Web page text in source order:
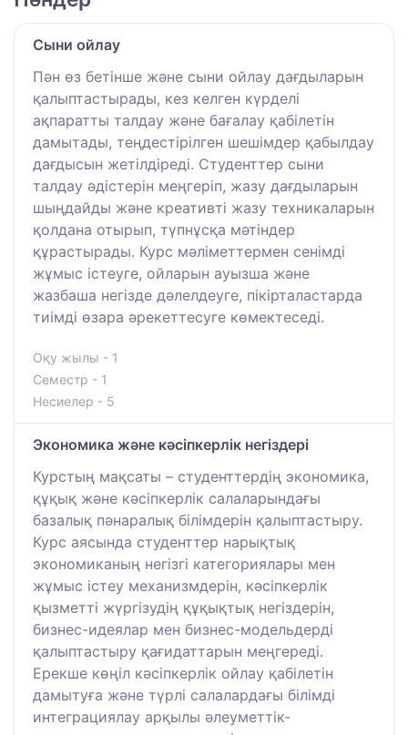
Сыни ойлау
Пән өз бетінше және сыни ойлау дағдыларын
қалыптастырады, кез келген күрделі
ақпаратты талдау және бағалау қабілетін
дамытады, теңдестірілген шешімдер қабылдау
дағдысын жетілдіреді. Студенттер сыни
талдау әдістерін меңгеріп, жазу дағдыларын
шыңдайды және креативті жазу техникаларын
қолдана отырып, түпнұсқа мәтіндер
құрастырады. Курс мәліметтермен сенімді
жұмыс істеуге, ойларын ауызша және
жазбаша негізде дәлелдеуге, пікірталастарда
тиімді өзара әрекеттесуге көмектеседі.
Оқу жылы - 1
Семестр - 1
Несиелер - 5
Экономика және кәсіпкерлік негіздері
Курстың мақсаты – студенттердің экономика,
құқық және кәсіпкерлік салаларындағы
базалық пәнаралық білімдерін қалыптастыру.
Курс аясында студенттер нарықтық
экономиканың негізгі категориялары мен
жұмыс істеу механизмдерін, кәсіпкерлік
қызметті жүргізудің құқықтық негіздерін,
бизнес-идеялар мен бизнес-модельдерді
қалыптастыру қағидаттарын меңгереді.
Ерекше көңіл кәсіпкерлік ойлау қабілетін
дамытуға және түрлі салалардағы білімді
интеграциялау арқылы әлеуметтік-